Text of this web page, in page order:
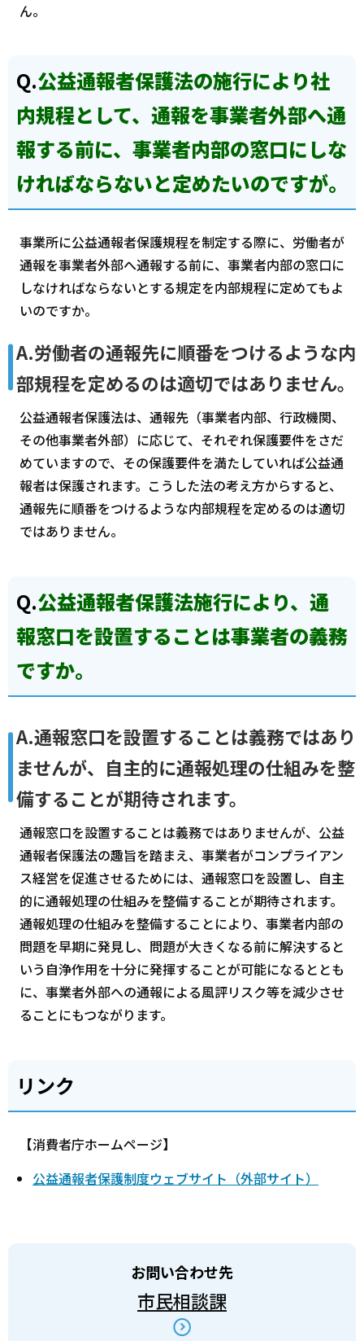
ん。
Q.公益通報者保護法の施行により社
内規程として、通報を事業者外部へ通
報する前に、事業者内部の窓口にしな
ければならないと定めたいのですが。
事業所に公益通報者保護規程を制定する際に、労働者が
通報を事業者外部へ通報する前に、事業者内部の窓口に
しなければならないとする規定を内部規程に定めてもよ
いのですか。
A.労働者の通報先に順番をつけるような内
部規程を定めるのは適切ではありません。
公益通報者保護法は、通報先（事業者内部、行政機関、
その他事業者外部）に応じて、それぞれ保護要件をさだ
めていますので、その保護要件を満たしていれば公益通
報者は保護されます。こうした法の考え方からすると、
通報先に順番をつけるような内部規程を定めるのは適切
ではありません。
Q.公益通報者保護法施行により、通
報窓口を設置することは事業者の義務
ですか。
A.通報窓口を設置することは義務ではあり
ませんが、自主的に通報処理の仕組みを整
備することが期待されます。
通報窓口を設置することは義務ではありませんが、公益
通報者保護法の趣旨を踏まえ、事業者がコンプライアン
ス経営を促進させるためには、通報窓口を設置し、自主
的に通報処理の仕組みを整備することが期待されます。
通報処理の仕組みを整備することにより、事業者内部の
問題を早期に発見し、問題が大きくなる前に解決すると
いう自浄作用を十分に発揮することが可能になるととも
に、事業者外部への通報による風評リスク等を減少させ
ることにもつながります。
リンク
【消費者庁ホームページ】
公益通報者保護制度ウェブサイト（外部サイト）
お問い合わせ先
市民相談課